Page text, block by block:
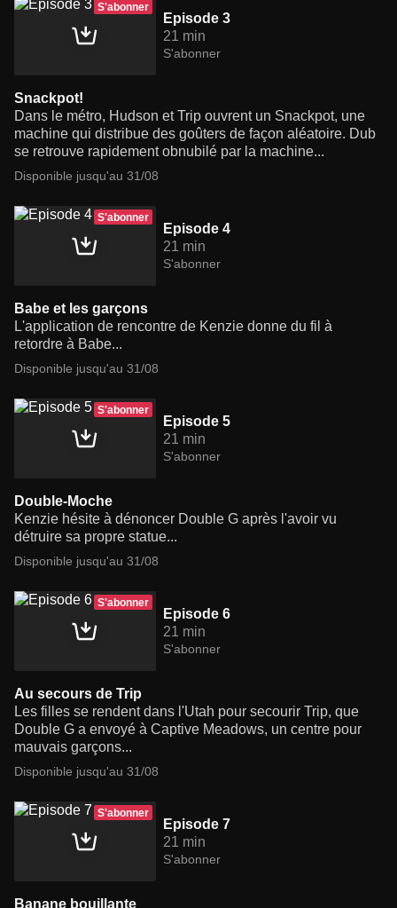
S'abonner
Episode 3
21 min
S'abonner
Snackpot!
Dans le métro, Hudson et Trip ouvrent un Snackpot, une
machine qui distribue des goûters de façon aléatoire. Dub
se retrouve rapidement obnubilé par la machine...
Disponible jusqu'au 31/08
S'abonner
Episode 4
21 min
S'abonner
Babe et les garçons
L'application de rencontre de Kenzie donne du fil à
retordre à Babe...
Disponible jusqu'au 31/08
S'abonner
Episode 5
21 min
S'abonner
Double-Moche
Kenzie hésite à dénoncer Double G après l'avoir vu
détruire sa propre statue...
Disponible jusqu'au 31/08
S'abonner
Episode 6
21 min
S'abonner
Au secours de Trip
Les filles se rendent dans l'Utah pour secourir Trip, que
Double G a envoyé à Captive Meadows, un centre pour
mauvais garçons...
Disponible jusqu'au 31/08
S'abonner
Episode 7
21 min
S'abonner
Banane bouillante